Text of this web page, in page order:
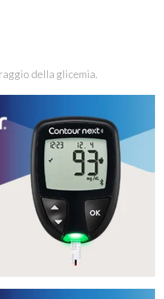
della glicemia.